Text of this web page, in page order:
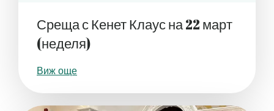
Среща с Кенет Клаус на 22 март
(неделя)
Виж още